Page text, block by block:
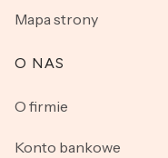
Mapa strony
O NAS
O firmie
Konto bankowe